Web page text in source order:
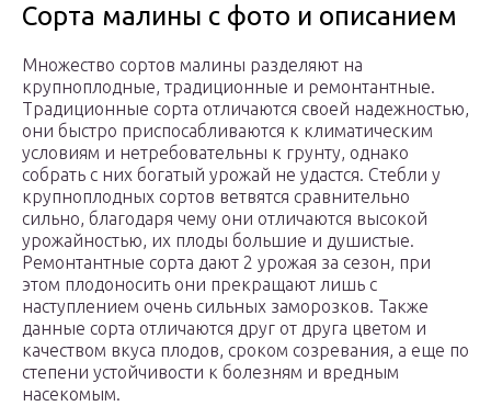
Сорта малины с фото и описанием
Множество сортов малины разделяют на
крупноплодные, традиционные и ремонтантные.
Традиционные сорта отличаются своей надежностью,
они быстро приспосабливаются к климатическим
условиям и нетребовательны к грунту, однако
собрать с них богатый урожай не удастся. Стебли у
крупноплодных сортов ветвятся сравнительно
сильно, благодаря чему они отличаются высокой
урожайностью, их плоды большие и душистые.
Ремонтантные сорта дают 2 урожая за сезон, при
этом плодоносить они прекращают лишь с
наступлением очень сильных заморозков. Также
данные сорта отличаются друг от друга цветом и
качеством вкуса плодов, сроком созревания, а еще по
степени устойчивости к болезням и вредным
насекомым.